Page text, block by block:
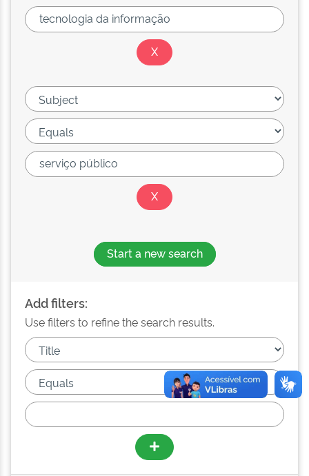
Start a new search
Add filters:
Use filters to refine the search results.